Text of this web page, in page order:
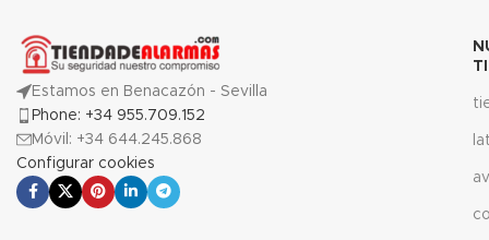
Estamos en Benacazón - Sevilla
Phone: +34 955.709.152
Móvil: +34 644.245.868
Configurar cookies